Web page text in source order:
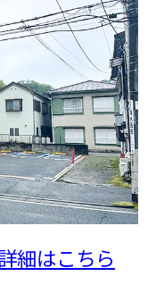
細はこちら